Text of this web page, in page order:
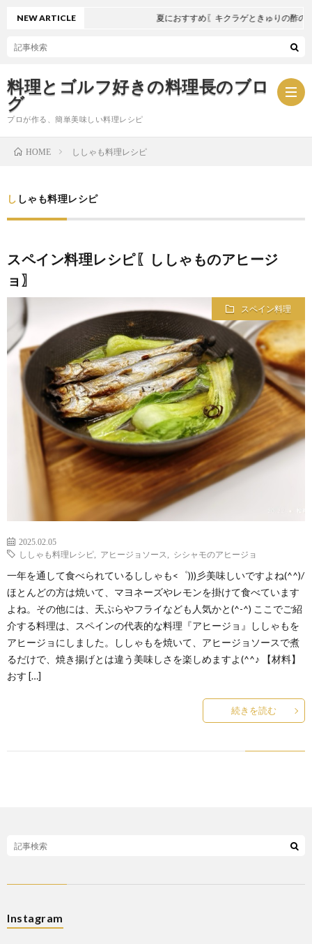
料理とゴルフ好きの料理長のブロ
グ
プロが作る、簡単美味しい料理レシピ
せ
シ
ー
ポ
NEW ARTICLE 夏におすすめ〖キクラゲときゅりの酢の物〗
HOME ししゃも料理レシピ
ししゃも料理レシピ
スペイン料理レシピ〖ししゃものアヒージ
ョ〗
スペイン料理
2025.02.05
ししゃも料理レシピ
アヒージョソース シシャモのアヒージョ
一年を通して食べられているししゃも<゜)))彡美味しいですよね(^^)/
ほとんどの方は焼いて、マヨネーズやレモンを掛けて食べています
よね。その他には、天ぷらやフライなども人気かと(^-^) ここでご紹
介する料理は、スペインの代表的な料理『アヒージョ』ししゃもを
アヒージョにしました。ししゃもを焼いて、アヒージョソースで煮
るだけで、焼き揚げとは違う美味しさを楽しめますよ(^^♪ 【材料】
おす […]
続きを読む
Instagram